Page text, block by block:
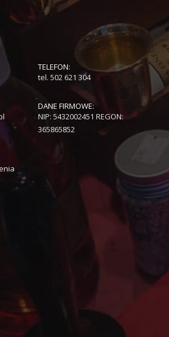
TELEFON:
tel. 502 621 304
DANE FIRMOWE:
NIP: 5432002451 REGON:
365865852